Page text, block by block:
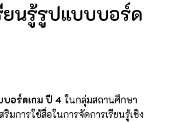
ยนรู้รูปแบบบอร์ด
บอร์ดเกม ปี 4 ในกลุ่มสถานศึกษา
มการใช้สื่อในการจัดการเรียนรู้เชิง